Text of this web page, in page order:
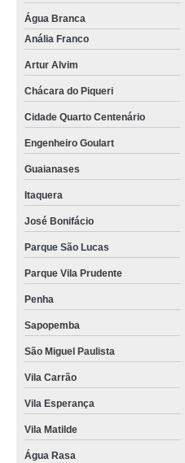
Água Branca
Anália Franco
Artur Alvim
Chácara do Piqueri
Cidade Quarto Centenário
Engenheiro Goulart
Guaianases
Itaquera
José Bonifácio
Parque São Lucas
Parque Vila Prudente
Penha
Sapopemba
São Miguel Paulista
Vila Carrão
Vila Esperança
Vila Matilde
Água Rasa